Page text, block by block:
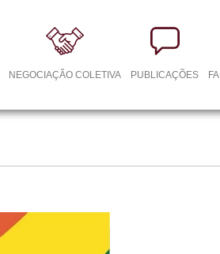
NEGOCIAÇÃO COLETIVA PUBLICAÇÕES